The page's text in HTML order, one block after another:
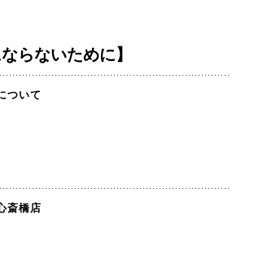
らないために】
ついて
斎橋店